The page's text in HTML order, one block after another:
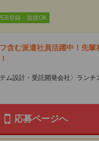
登録・面接OK
含む派遣社員活躍中！先輩
ム設計・受託開発会社〉ランチ
応募ページへ